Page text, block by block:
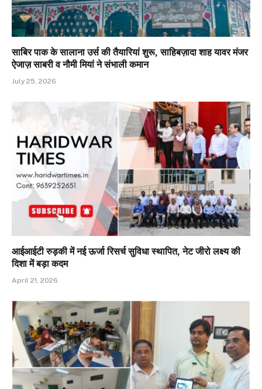
साबिर पाक के सालाना उर्स की तैयारियां शुरू, साहिबज़ादा शाह यावर मंजर
ऐजाज़ साबरी व नौमी मियां ने संभाली कमान
July 25, 2026
आईआईटी रुड़की में नई ऊर्जा रिसर्च सुविधा स्थापित, नेट जीरो लक्ष्य की
दिशा में बड़ा कदम
April 21, 2026